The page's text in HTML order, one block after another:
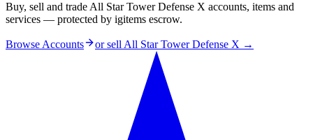
Buy, sell and trade All Star Tower Defense X accounts, items and
services — protected by igitems escrow.
Browse Accounts or sellAll Star Tower Defense X →